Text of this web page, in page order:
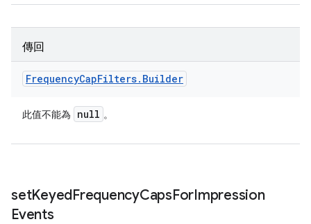
傳回
FrequencyCapFilters. Builder
此值不能為 null 。
setKeyedFrequencyCapsForImpression
Events